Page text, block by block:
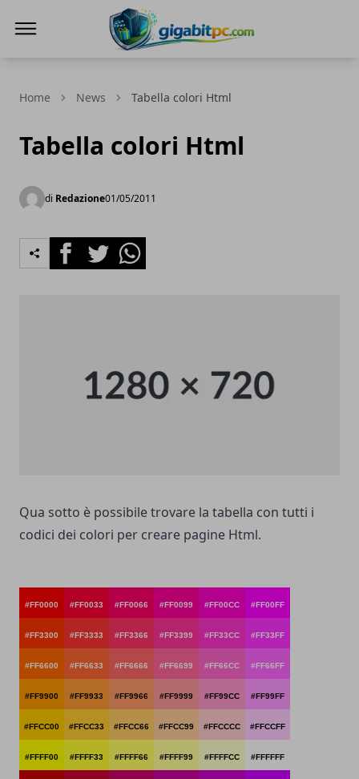
Home News Tabella colori Html
Tabella colori Html
di Redazione01/05/2011
FacebookTwitterWhatsapp
Qua sotto è possibile trovare la tabella con tutti i
codici dei colori per creare pagine Html.
#FF0000 #FF0033 #FF0066 #FF0099 #FF00CC #FF00FF
#FF3300 #FF3333 #FF3366 #FF3399 #FF33CC #FF33FF
#FF6600 #FF6633 #FF6666 #FF6699 #FF66CC #FF66FF
#FF9900 #FF9933 #FF9966 #FF9999 #FF99CC #FF99FF
#FFCC00 #FFCC33 #FFCC66 #FFCC99 #FFCCCC #FFCCFF
#FFFF00 #FFFF33 #FFFF66 #FFFF99 #FFFFCC #FFFFFF